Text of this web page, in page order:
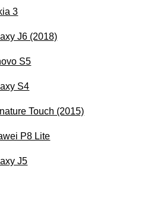
3
J6 (2018)
S5
S4
Touch (2015)
P8 Lite
J5